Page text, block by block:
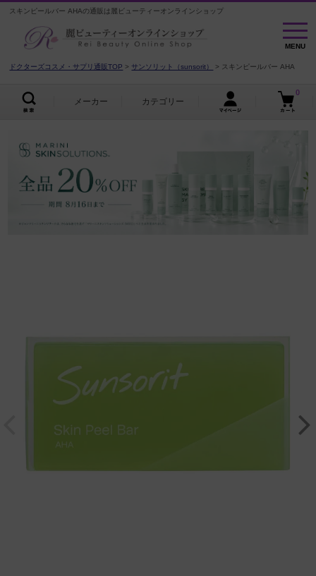
スキンピールバー AHAの通販は麗ビューティーオンラインショップ
MENU
MENU
ドクターズコスメ・サプリ通販TOP サンソリット（sunsorit） スキンピールバー AHA
メーカー カテゴリー
0